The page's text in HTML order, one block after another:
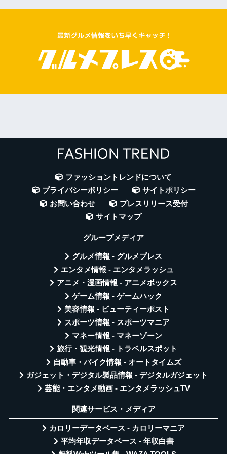
ファッショントレンドについて
プライバシーポリシー
サイトポリシー
お問い合わせ
プレスリリース受付
サイトマップ
グループメディア
グルメ情報 - グルメプレス
エンタメ情報 - エンタメラッシュ
アニメ・漫画情報 - アニメボックス
ゲーム情報 - ゲームハック
美容情報 - ビューティーポスト
スポーツ情報 - スポーツマニア
マネー情報 - マネーゾーン
旅行・観光情報 - トラベルスポット
自動車・バイク情報 - オートタイムズ
ガジェット・デジタル製品情報 - デジタルガジェット
芸能・エンタメ動画 - エンタメラッシュTV
関連サービス・メディア
カロリーデータベース - カロリーマニア
平均年収データベース - 年収白書